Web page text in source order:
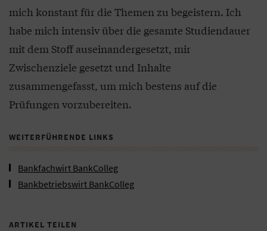
mich konstant für die Themen zu begeistern. Ich
habe mich intensiv über die gesamte Studiendauer
mit dem Stoff auseinandergesetzt, mir
Zwischenziele gesetzt und Inhalte
zusammengefasst, um mich bestens auf die
Prüfungen vorzubereiten.
WEITERFÜHRENDE LINKS
Bankfachwirt BankColleg
Bankbetriebswirt BankColleg
ARTIKEL TEILEN